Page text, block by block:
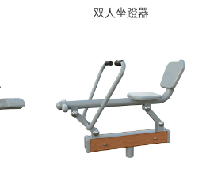
双人坐蹬器